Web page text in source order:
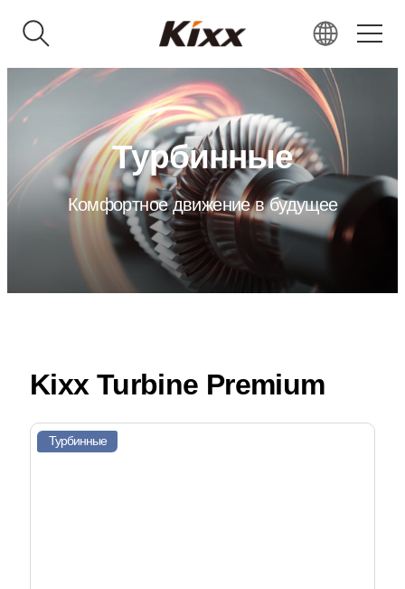
KR
EN
RU
VN
IN
JP
CN
Турбинные
Комфортное движение в будущее
Kixx Turbine Premium
Турбинные